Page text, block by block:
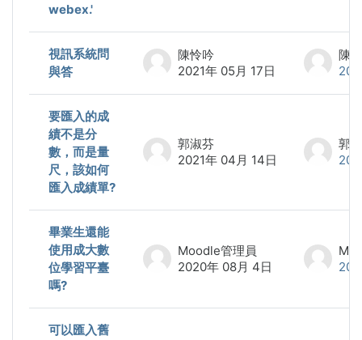
webex.'
視訊系統問
與答
陳怜吟
2021年 05月 17日
陳
要匯入的成
績不是分
數，而是量
尺，該如何
匯入成績單?
郭淑芬
2021年 04月 14日
郭
畢業生還能
使用成大數
位學習平臺
嗎?
Moodle管理員
2020年 08月 4日
可以匯入舊